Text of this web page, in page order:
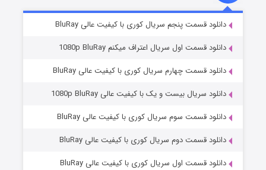
قسمت۲ (زیرنویس) منتشر شد
مردگان متحرک: شهر مرده ۳
قسمت۲ (زیرنویس) منتشر شد
دانلود قسمت پنجم سریال کوری با کیفیت عالی BluRay
دانلود قسمت اول سریال اعتراف میکنم 1080p BluRay
دانلود قسمت چهارم سریال کوری با کیفیت عالی BluRay
دانلود سریال بیست و یک با کیفیت عالی 1080p BluRay
دانلود قسمت سوم سریال کوری با کیفیت عالی BluRay
دانلود قسمت دوم سریال کوری با کیفیت عالی BluRay
دانلود قسمت اول سریال کوری با کیفیت عالی BluRay